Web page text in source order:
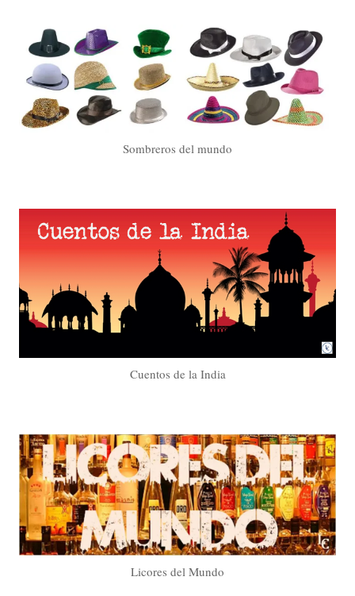
Sombreros del mundo
Cuentos de la India
Licores del Mundo